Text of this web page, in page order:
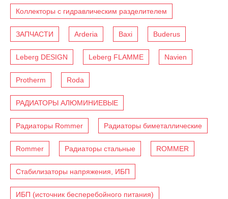
Коллекторы с гидравлическим разделителем
ЗАПЧАСТИ Arderia Baxi Buderus
Leberg DESIGN Leberg FLAMME Navien
Protherm Roda
РАДИАТОРЫ АЛЮМИНИЕВЫЕ
Радиаторы Rommer Радиаторы биметаллические
Rommer Радиаторы стальные ROMMER
Стабилизаторы напряжения, ИБП
ИБП (источник бесперебойного питания)